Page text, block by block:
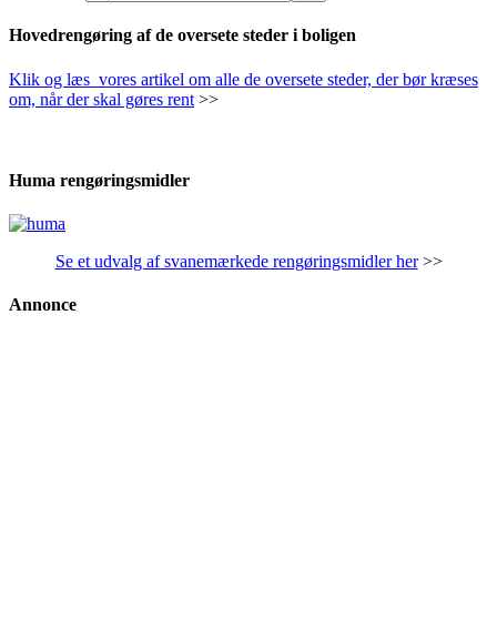
Hovedrengøring af de oversete steder i boligen
Klik og læs vores artikel om alle de oversete steder, der bør kræses
om, når der skal gøres rent >>
Huma rengøringsmidler
Se et udvalg af svanemærkede rengøringsmidler her>>
Annonce